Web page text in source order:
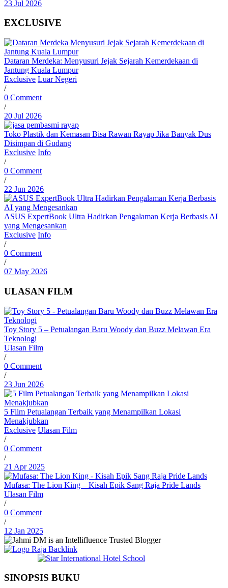
23 Jul 2026
EXCLUSIVE
Dataran Merdeka: Menyusuri Jejak Sejarah Kemerdekaan di
Jantung Kuala Lumpur
Exclusive Luar Negeri
/
0 Comment
/
20 Jul 2026
Toko Plastik dan Kemasan Bisa Rawan Rayap Jika Banyak Dus
Disimpan di Gudang
Exclusive Info
/
0 Comment
/
22 Jun 2026
ASUS ExpertBook Ultra Hadirkan Pengalaman Kerja Berbasis AI
yang Mengesankan
Exclusive Info
/
0 Comment
/
07 May 2026
ULASAN FILM
Toy Story 5 – Petualangan Baru Woody dan Buzz Melawan Era
Teknologi
Ulasan Film
/
0 Comment
/
23 Jun 2026
5 Film Petualangan Terbaik yang Menampilkan Lokasi
Menakjubkan
Exclusive Ulasan Film
/
0 Comment
/
21 Apr 2025
Mufasa: The Lion King – Kisah Epik Sang Raja Pride Lands
Ulasan Film
/
0 Comment
/
12 Jan 2025
SINOPSIS BUKU